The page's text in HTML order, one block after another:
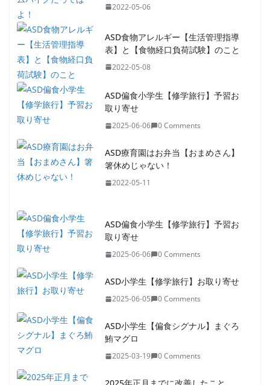
2022-05-06
ASD食物アレルギー【生活管理指導
表】と【食物経口負荷試験】のこと
2022-05-08
ASD偏食小学生【修学旅行】予習お
取り寄せ
2025-06-06 0 Comments
ASD療育園はお弁当【おまめさん】
箸休めじゃない！
2022-05-11
ASD偏食小学生【修学旅行】予習お
取り寄せ
2025-06-06 0 Comments
ASD小学生【修学旅行】お取り寄せ
2025-06-05 0 Comments
ASD小学生【偏食シグナル】まぐろ
鮪マグロ
2025-03-19 0 Comments